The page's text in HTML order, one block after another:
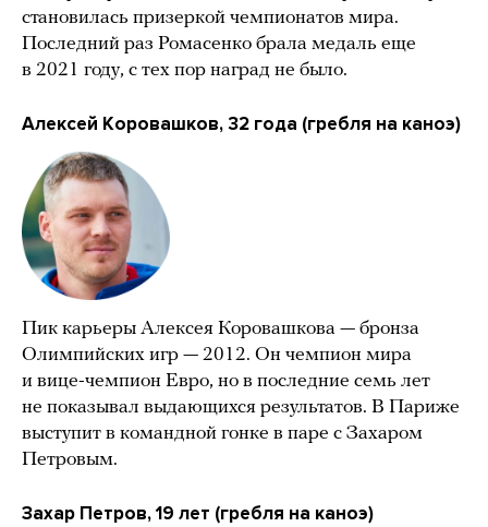
становилась призеркой чемпионатов мира.
Последний раз Ромасенко брала медаль еще
в 2021 году, с тех пор наград не было.
Алексей Коровашков, 32 года (гребля на каноэ)
Пик карьеры Алексея Коровашкова — бронза
Олимпийских игр — 2012. Он чемпион мира
и вице-чемпион Евро, но в последние семь лет
не показывал выдающихся результатов. В Париже
выступит в командной гонке в паре с Захаром
Петровым.
Захар Петров, 19 лет (гребля на каноэ)